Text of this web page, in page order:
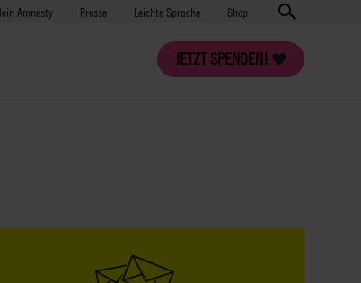
Amnesty Presse
Presse Leichte Sprache Shop
JETZT SPENDEN!